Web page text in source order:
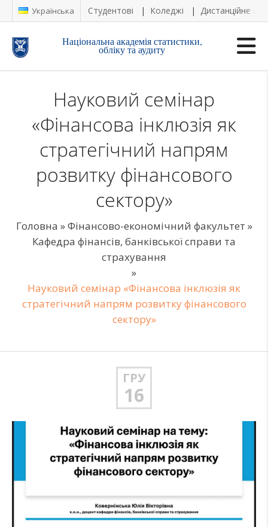
Українська Студентові Коледжі Дистанційне
Національна академія статистики,
обліку та аудиту
Науковий семінар
«Фінансова інклюзія як
стратегічний напрям
розвитку фінансового
сектору»
Головна »Фінансово-економічний факультет »
Кафедра фінансів, банківської справи та
страхування
»
Науковий семінар «Фінансова інклюзія як
стратегічний напрям розвитку фінансового
сектору»
ГРУ
16